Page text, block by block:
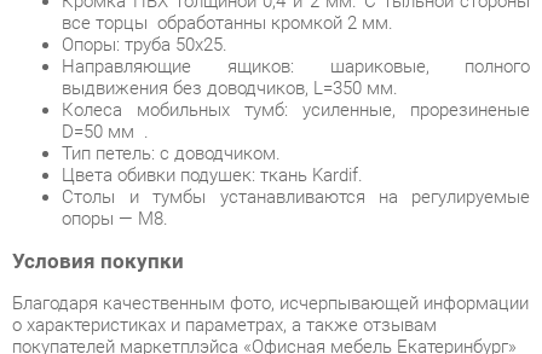
D=50 мм .
Тип петель: с доводчиком.
Цвета обивки подушек: ткань Kardif.
Столы и тумбы устанавливаются на регулируемые
опоры — М8.
Условия покупки
Благодаря качественным фото, исчерпывающей информации
о характеристиках и параметрах, а также отзывам
покупателей маркетплэйса «Офисная мебель Екатеринбург»
распашным фасадом и надставкой Рива CONCEPT CN.TGP-
производства Рива с доставкой из Екатеринбурга по цене со
скидкой и гарантией от производителя не составит труда.